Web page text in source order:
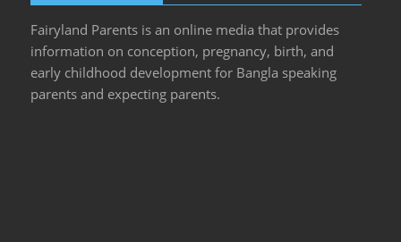
Fairyland Parents is an online media that provides
information on conception, pregnancy, birth, and
early childhood development for Bangla speaking
parents and expecting parents.